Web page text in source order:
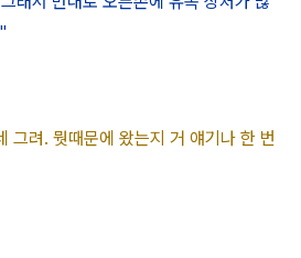
그려. 뭣때문에 왔는지 거 얘기나 한 번